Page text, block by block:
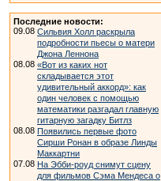
Последние новости:
09.08 Сильвия Холл раскрыла
подробности пьесы о матери
Джона Леннона
08.08 «Вот из каких нот
складывается этот
удивительный аккорд»: как
один человек с помощью
математики разгадал главную
гитарную загадку Битлз
08.08 Появились первые фото
Сирши Ронан в образе Линды
Маккартни
07.08 На Эбби-роуд снимут сцену
для фильмов Сэма Мендеса о